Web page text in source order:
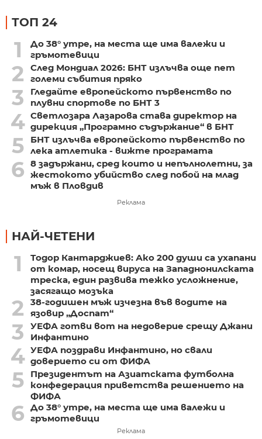
ТОП 24
1
До 38° утре, на места ще има валежи и
гръмотевици
2
След Мондиал 2026: БНТ излъчва още пет
големи събития пряко
3
Гледайте европейското първенство по
плувни спортове по БНТ 3
4 Светлозара Лазарова става директор на
дирекция „Програмно съдържание“ в БНТ
5
БНТ излъчва европейското първенство по
лека атлетика - вижте програмата
6 8 задържани, сред които и непълнолетни, за
жестокото убийство след побой на млад
мъж в Пловдив
Реклама
НАЙ-ЧЕТЕНИ
1
Тодор Кантарджиев: Ако 200 души са ухапани
от комар, носещ вируса на Западнонилската
треска, един развива тежко усложнение,
засягащо мозъка
2
38-годишен мъж изчезна във водите на
язовир „Доспат“
3
УЕФА готви вот на недоверие срещу Джани
Инфантино
4 УЕФА поздрави Инфантино, но свали
доверието си от ФИФА
5
Президентът на Азиатската футболна
конфедерация приветства решението на
ФИФА
6 До 38° утре, на места ще има валежи и
гръмотевици
Реклама